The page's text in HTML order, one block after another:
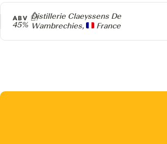
Producteur
Distillerie Claeyssens De
Wambrechies,
France
ABV
45%